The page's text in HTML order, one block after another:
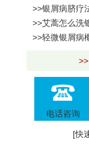
>>银屑病脐疗
>>艾蒿怎么洗
>>轻微银屑病
电话咨询
[快